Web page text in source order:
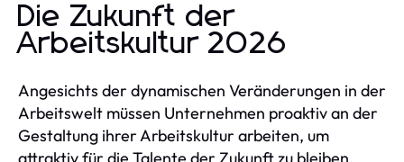
Die Zukunft der
Arbeitskultur 2026
Angesichts der dynamischen Veränderungen in der
Arbeitswelt müssen Unternehmen proaktiv an der
Gestaltung ihrer Arbeitskultur arbeiten, um